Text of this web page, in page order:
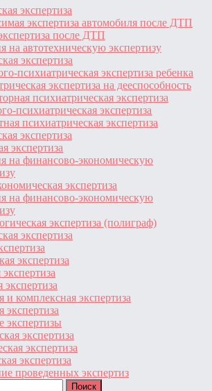
экспертиза
экспертиза автомобиля после ДТП
после ДТП
на автотехническую экспертизу
экспертиза
психиатрическая экспертиза ребенка
экспертиза на дееспособность
психиатрическая экспертиза
психиатрическая экспертиза
психиатрическая экспертиза
экспертиза
экспертиза
на финансово-экономическую
экспертиза
на финансово-экономическую
экспертиза (полиграф)
экспертиза
экспертиза
экспертиза
и комплексная экспертиза
экспертиза
экспертизы
экспертиза
экспертиза
экспертиза
проведенных экспертиз